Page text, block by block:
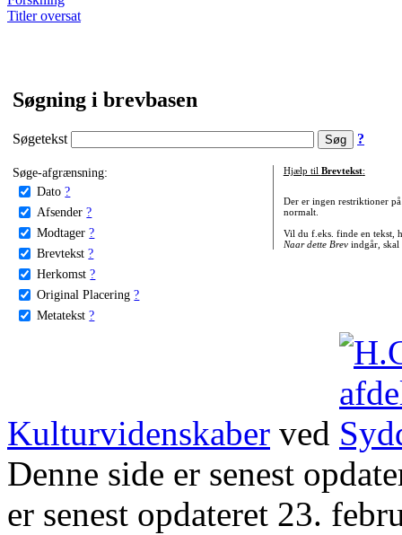
Titler oversat
Søgning i brevbasen
Søgetekst ?
Søge-afgrænsning:
Dato ?
Afsender ?
Modtager ?
Brevtekst ?
Herkomst ?
Original Placering ?
Metatekst ?
Hjælp til Brevtekst:
Der er ingen restriktioner
normalt.
Vil du f.eks. finde en tekst,
Naar dette Brevindgår, skal
Kulturvidenskaber ved
Denne side er senest
er senest opdateret 23.